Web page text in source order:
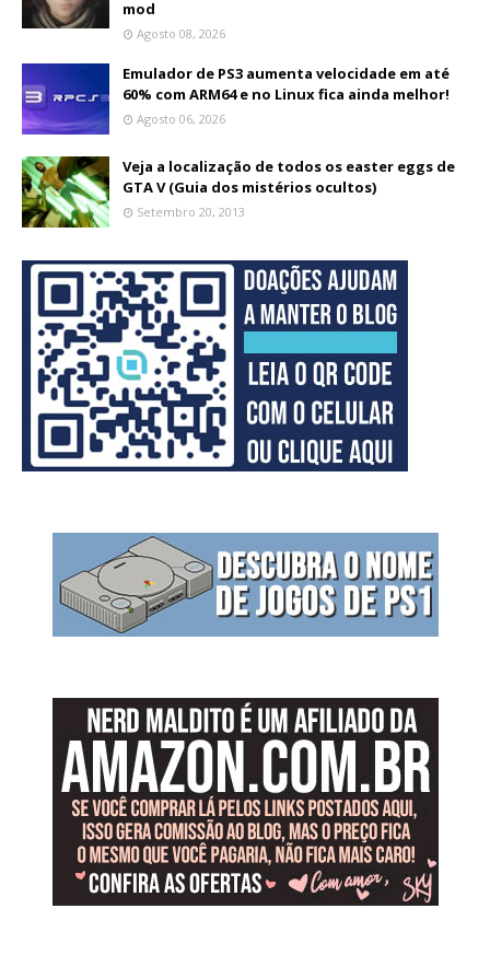
mod
Agosto 08, 2026
Emulador de PS3 aumenta velocidade em até
60% com ARM64 e no Linux fica ainda melhor!
Agosto 06, 2026
Veja a localização de todos os easter eggs de
GTA V (Guia dos mistérios ocultos)
Setembro 20, 2013